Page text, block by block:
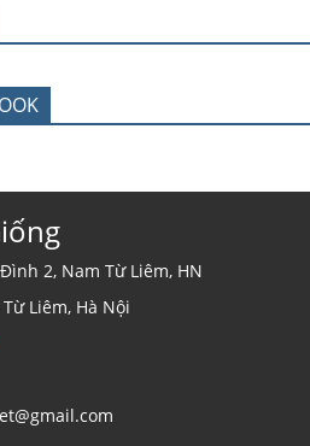
2, Nam Từ Liêm, HN
Liêm, Hà Nội